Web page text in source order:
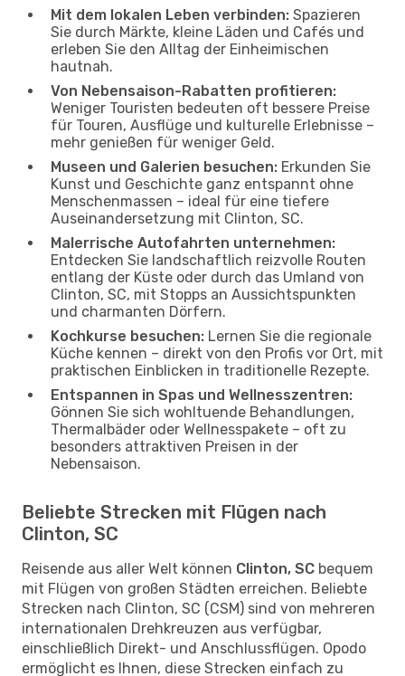
Mit dem lokalen Leben verbinden: Spazieren
Sie durch Märkte, kleine Läden und Cafés und
erleben Sie den Alltag der Einheimischen
hautnah.
Von Nebensaison-Rabatten profitieren:
Weniger Touristen bedeuten oft bessere Preise
für Touren, Ausflüge und kulturelle Erlebnisse –
mehr genießen für weniger Geld.
Museen und Galerien besuchen: Erkunden Sie
Kunst und Geschichte ganz entspannt ohne
Menschenmassen – ideal für eine tiefere
Auseinandersetzung mit Clinton, SC.
Malerrische Autofahrten unternehmen:
Entdecken Sie landschaftlich reizvolle Routen
entlang der Küste oder durch das Umland von
Clinton, SC, mit Stopps an Aussichtspunkten
und charmanten Dörfern.
Kochkurse besuchen: Lernen Sie die regionale
Küche kennen – direkt von den Profis vor Ort, mit
praktischen Einblicken in traditionelle Rezepte.
Entspannen in Spas und Wellnesszentren:
Gönnen Sie sich wohltuende Behandlungen,
Thermalbäder oder Wellnesspakete – oft zu
besonders attraktiven Preisen in der
Nebensaison.
Beliebte Strecken mit Flügen nach
Clinton, SC
Reisende aus aller Welt können Clinton, SC bequem
mit Flügen von großen Städten erreichen. Beliebte
Strecken nach Clinton, SC (CSM) sind von mehreren
internationalen Drehkreuzen aus verfügbar,
einschließlich Direkt- und Anschlussflügen. Opodo
ermöglicht es Ihnen, diese Strecken einfach zu